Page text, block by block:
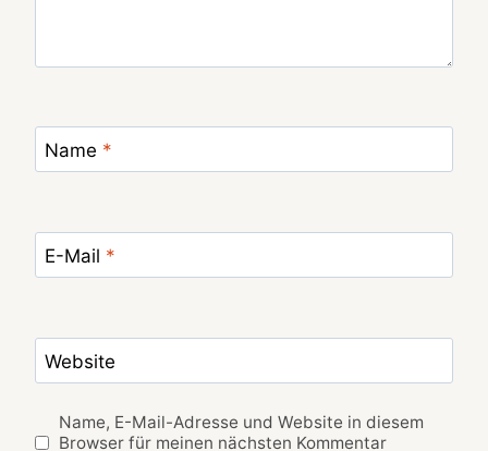
Name *
E-Mail *
Website
Name, E-Mail-Adresse und Website in diesem
Browser für meinen nächsten Kommentar